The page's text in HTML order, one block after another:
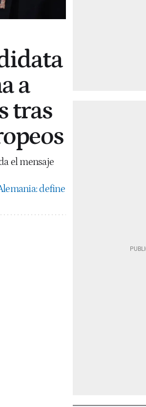
a
tras
el mensaje
define